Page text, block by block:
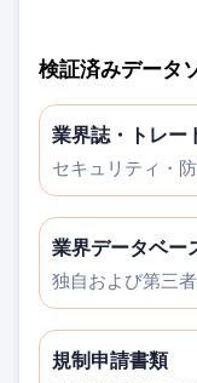
検証済みデータ
業界誌・トレー
セキュリティ・
業界データベー
独自および第三
規制申請書類